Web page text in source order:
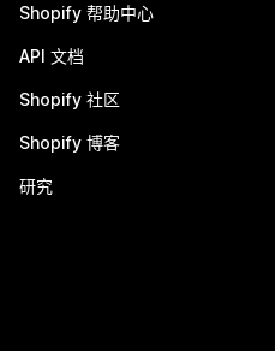
Shopify 帮助中心
API 文档
Shopify 社区
Shopify 博客
研究